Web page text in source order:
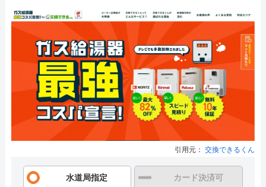
引用元： 交換できるくん
水道局指定 カード決済可